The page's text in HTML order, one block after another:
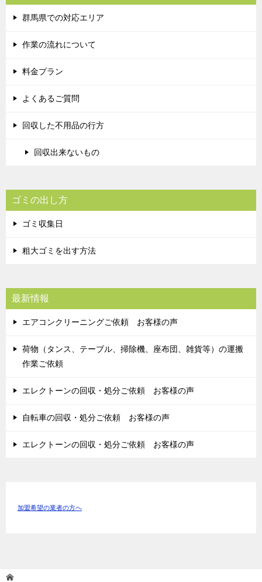
群馬県での対応エリア
作業の流れについて
料金プラン
よくあるご質問
回収した不用品の行方
回収出来ないもの
ゴミの出し方
ゴミ収集日
粗大ゴミを出す方法
最新情報
エアコンクリーニングご依頼 お客様の声
荷物（タンス、テーブル、掃除機、座布団、雑貨等）の運搬
作業ご依頼
エレクトーンの回収・処分ご依頼 お客様の声
自転車の回収・処分ご依頼 お客様の声
エレクトーンの回収・処分ご依頼 お客様の声
加盟希望の業者の方へ